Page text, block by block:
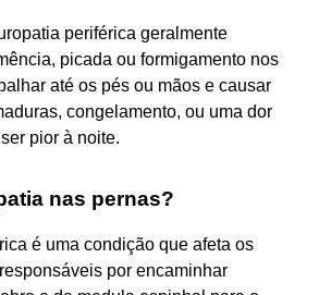
periférica geralmente
picada ou formigamento nos
até os pés ou mãos e causar
congelamento, ou uma dor
pior à noite.
nas pernas?
é uma condição que afeta os
por encaminhar